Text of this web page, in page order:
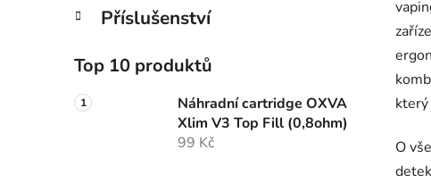
Příslušenství
Top 10 produktů
Náhradní cartridge OXVA
Xlim V3 Top Fill (0,8ohm)
99 Kč
O